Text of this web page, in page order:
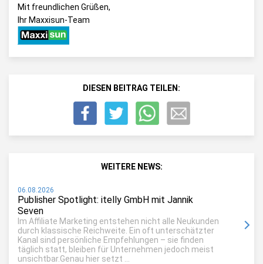
Mit freundlichen Grüßen,
Ihr Maxxisun-Team
DIESEN BEITRAG TEILEN:
WEITERE NEWS:
06.08.2026
Publisher Spotlight: itelly GmbH mit Jannik
Seven
Im Affiliate Marketing entstehen nicht alle Neukunden
durch klassische Reichweite. Ein oft unterschätzter
Kanal sind persönliche Empfehlungen – sie finden
täglich statt, bleiben für Unternehmen jedoch meist
unsichtbar.Genau hier setzt ...